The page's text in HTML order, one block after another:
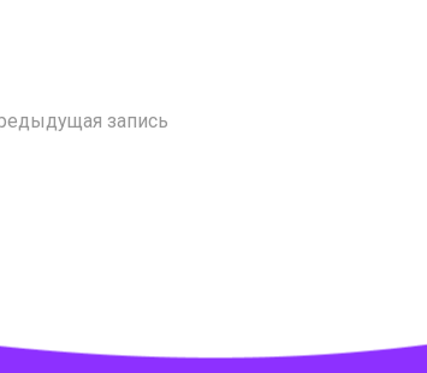
запись